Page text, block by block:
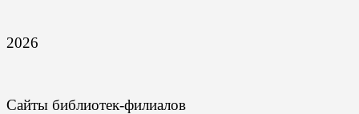
2026
Сайты библиотек-филиалов